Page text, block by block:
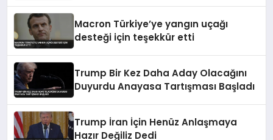
Macron Türkiye’ye yangın uçağı
desteği için teşekkür etti
Trump Bir Kez Daha Aday Olacağını
Duyurdu Anayasa Tartışması Başladı
Trump İran İçin Henüz Anlaşmaya
Hazır Değiliz Dedi